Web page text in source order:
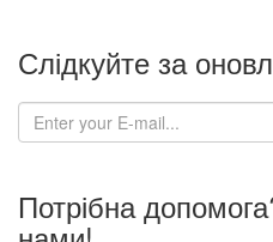
Слідкуйте за
Потрібна